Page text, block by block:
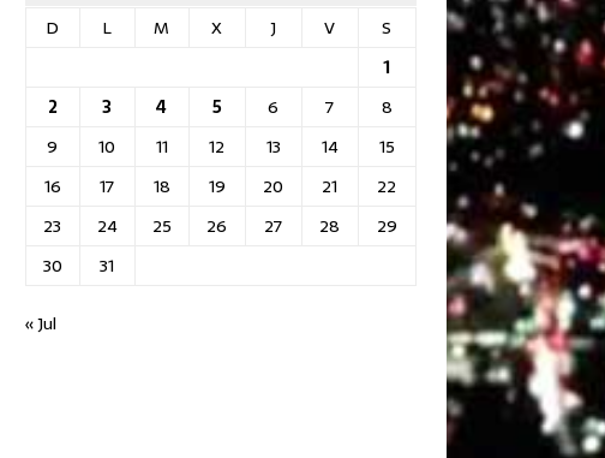
D
L M X J V
S
1
2
3 4 5 6 7
8
9
10 11 12 13 14
15
16
17 18 19 20 21
22
23
24 25 26 27 28
29
30
31
« Jul